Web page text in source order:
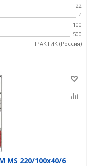
22
4
100
500
ПРАКТИК (Россия)
220/100х40/6